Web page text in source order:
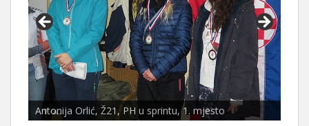
Antonija Orlić, Ž21, PH u sprintu, 1. mjesto